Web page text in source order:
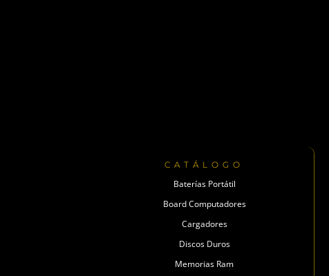
CATÁLOGO
Baterías Portátil
Board Computadores
Cargadores
Discos Duros
Memorias Ram